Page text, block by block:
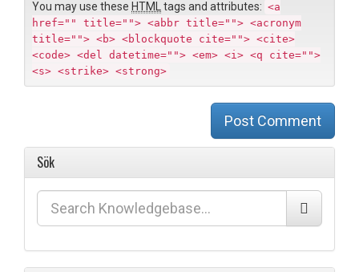
You may use these HTML tags and attributes: <a
href="" title=""> <abbr title=""> <acronym
title=""> <b> <blockquote cite=""> <cite>
<code> <del datetime=""> <em> <i> <q cite="">
<s> <strike> <strong>
Post Comment
Sök